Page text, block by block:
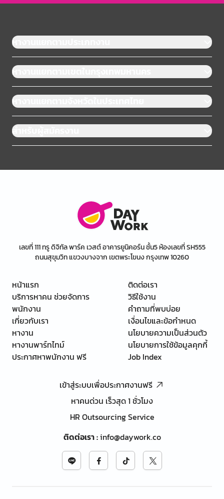
หางานแยกตามประเภทงาน
หางานแยกตามเขตในกรุงเทพมหานคร
หางานแยกตามจังหวัดในประเทศไทย
สำหรับผู้สมัครงาน
เลขที่ 111 ทรู ดิจิทัล พาร์ค เวสต์ อาคารยูนิคอร์น ชั้น5 ห้องเลขที่ SH555
ถนนสุขุมวิท แขวงบางจาก เขตพระโขนง กรุงเทพ 10260
หน้าแรก
บริการหาคน ช่วยจัดการ
พนักงาน
เกี่ยวกับเรา
หางาน
หางานพาร์ทไทม์
ประกาศหาพนักงาน ฟรี
ติดต่อเรา
วิธีใช้งาน
คำถามที่พบบ่อย
เงื่อนไขและข้อกำหนด
นโยบายความเป็นส่วนตัว
นโยบายการใช้ข้อมูลคุกกี้
Job Index
เข้าสู่ระบบเพื่อประกาศงานฟรี
หาคนด่วน เร็วสุด 1 ชั่วโมง
HR Outsourcing Service
ติดต่อเรา:info@daywork.co